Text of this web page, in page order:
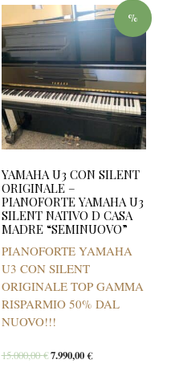
%
YAMAHA U3 CON SILENT
ORIGINALE –
PIANOFORTE YAMAHA U3
SILENT NATIVO D CASA
MADRE “SEMINUOVO”
PIANOFORTE YAMAHA
U3 CON SILENT
ORIGINALE TOP GAMMA
RISPARMIO 50% DAL
NUOVO!!!
15.000,00€7.990,00€